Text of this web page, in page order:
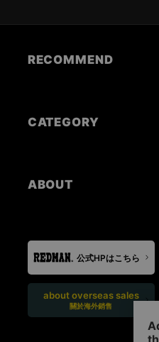
RECOMMEND
CATEGORY
ABOUT
公式HPはこちら
about overseas sales
關於海外銷售